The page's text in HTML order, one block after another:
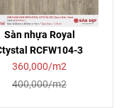
Sàn nhựa Royal
RCFW104-3
360,000/m2
400,000/m2